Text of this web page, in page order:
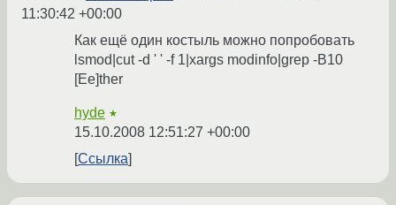
11:30:42 +00:00
Как ещё один костыль можно попробовать
lsmod|cut -d ' ' -f 1|xargs modinfo|grep -B10
[Ee]ther
hyde ★
15.10.2008 12:51:27 +00:00
Ссылка